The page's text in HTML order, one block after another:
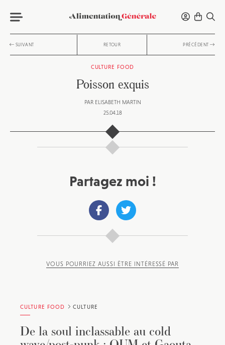
SUIVANT RETOUR PRÉCÉDENT
CULTURE FOOD
Poisson exquis
PAR ELISABETH MARTIN
25.04.18
Partagez moi !
VOUS POURRIEZ AUSSI ÊTRE INTÉRESSÉ PAR
CULTURE FOOD CULTURE
De la soul inclassable au cold